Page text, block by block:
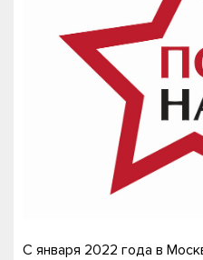
С января 2022 года в